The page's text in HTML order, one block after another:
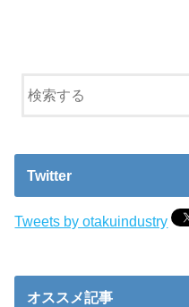
Twitter
Tweets by otakuindustry
オススメ記事